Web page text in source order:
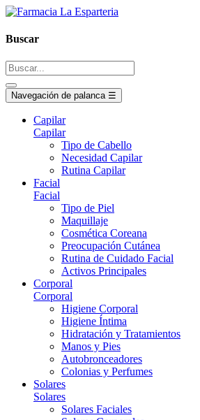
Buscar
Navegación de palanca ☰
Capilar
Capilar
Tipo de Cabello
Necesidad Capilar
Rutina Capilar
Facial
Facial
Tipo de Piel
Maquillaje
Cosmética Coreana
Preocupación Cutánea
Rutina de Cuidado Facial
Activos Principales
Corporal
Corporal
Higiene Corporal
Higiene Íntima
Hidratación y Tratamientos
Manos y Pies
Autobronceadores
Colonias y Perfumes
Solares
Solares
Solares Faciales